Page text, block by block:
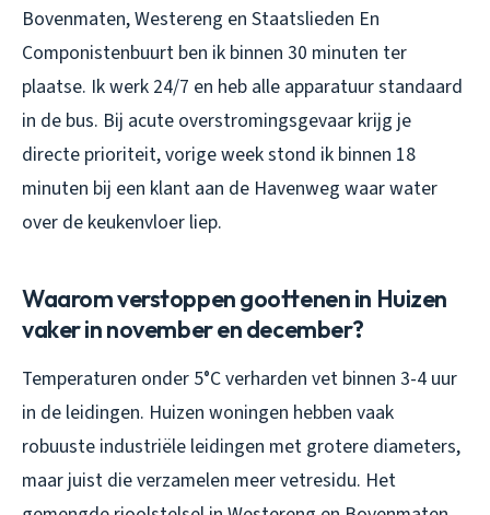
Bovenmaten, Westereng en Staatslieden En
Componistenbuurt ben ik binnen 30 minuten ter
plaatse. Ik werk 24/7 en heb alle apparatuur standaard
in de bus. Bij acute overstromingsgevaar krijg je
directe prioriteit, vorige week stond ik binnen 18
minuten bij een klant aan de Havenweg waar water
over de keukenvloer liep.
Waarom verstoppen goottenen in Huizen
vaker in november en december?
Temperaturen onder 5°C verharden vet binnen 3-4 uur
in de leidingen. Huizen woningen hebben vaak
robuuste industriële leidingen met grotere diameters,
maar juist die verzamelen meer vetresidu. Het